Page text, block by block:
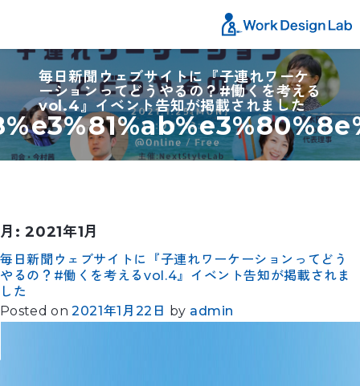
毎日新聞ウェブサイトに『子連れワーケ
ーションってどうやるの？#働くを考える
vol.4』イベント告知が掲載されました
月:2021年1月
毎日新聞ウェブサイトに『子連れワーケーションってどう
やるの？#働くを考えるvol.4』イベント告知が掲載されま
した
Posted on2021年1月22日 by admin